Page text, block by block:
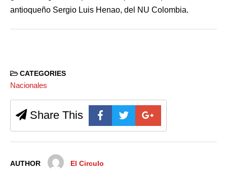
antioqueño Sergio Luis Henao, del NU Colombia.
CATEGORIES
Nacionales
Share This
AUTHOR El Circulo